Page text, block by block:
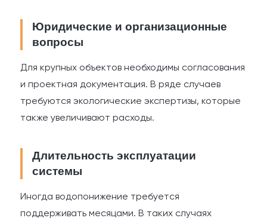
Юридические и организационные
вопросы
Для крупных объектов необходимы согласования
и проектная документация. В ряде случаев
требуются экологические экспертизы, которые
также увеличивают расходы.
Длительность эксплуатации
системы
Иногда водопонижение требуется
поддерживать месяцами. В таких случаях